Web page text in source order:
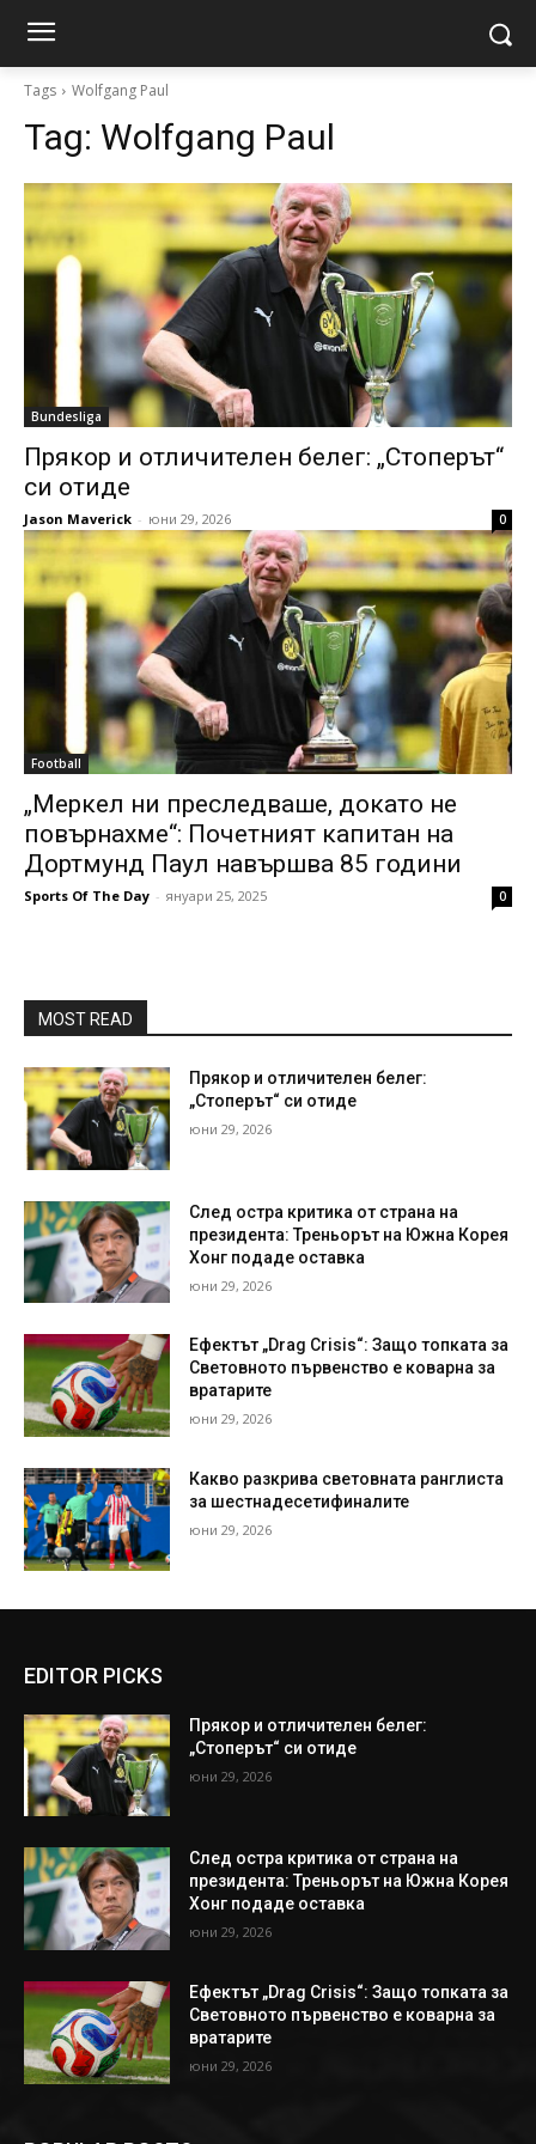
Tags Wolfgang Paul
Tag: Wolfgang Paul
Bundesliga
Прякор и отличителен белег: „Стоперът“
си отиде
Jason Maverick - юни 29, 2026 0
Football
„Меркел ни преследваше, докато не
повърнахме“: Почетният капитан на
Дортмунд Паул навършва 85 години
Sports Of The Day - януари 25, 2025 0
MOST READ
Прякор и отличителен белег:
„Стоперът“ си отиде
юни 29, 2026
След остра критика от страна на
президента: Треньорът на Южна Корея
Хонг подаде оставка
юни 29, 2026
Ефектът „Drag Crisis“: Защо топката за
Световното първенство е коварна за
вратарите
юни 29, 2026
Какво разкрива световната ранглиста
за шестнадесетифиналите
юни 29, 2026
EDITOR PICKS
Прякор и отличителен белег:
„Стоперът“ си отиде
юни 29, 2026
След остра критика от страна на
президента: Треньорът на Южна Корея
Хонг подаде оставка
юни 29, 2026
Ефектът „Drag Crisis“: Защо топката за
Световното първенство е коварна за
вратарите
юни 29, 2026